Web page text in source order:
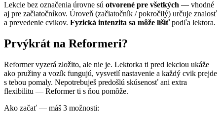
Lekcie bez označenia úrovne sú otvorené pre všetkých — vhodné
aj pre začiatočníkov. Úroveň (začiatočník / pokročilý) určuje znalosť
a prevedenie cvikov. Fyzická intenzita sa môže líšiťpodľa lektora.
Prvýkrát na Reformeri?
Reformer vyzerá zložito, ale nie je. Lektorka ti pred lekciou ukáže
ako pružiny a vozík fungujú, vysvetlí nastavenie a každý cvik prejde
s tebou pomaly. Nepotrebuješ predošlú skúsenosť ani extra
flexibilitu — Reformer ti s ňou pomôže.
Ako začať — máš 3 možnosti: